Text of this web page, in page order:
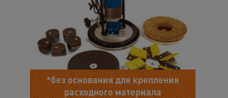
*без основания для крепления
расходного материала